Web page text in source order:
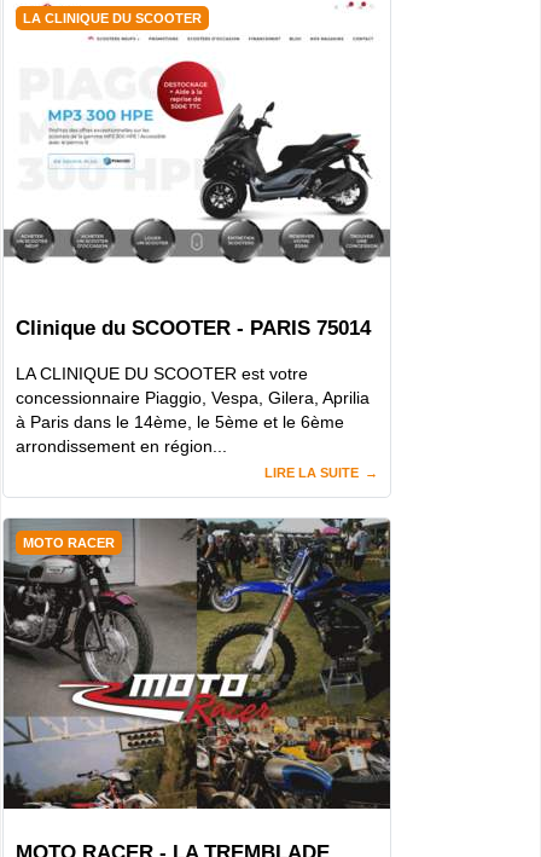
LA CLINIQUE DU SCOOTER
Clinique du SCOOTER - PARIS 75014
LA CLINIQUE DU SCOOTER est votre
concessionnaire Piaggio, Vespa, Gilera, Aprilia
à Paris dans le 14ème, le 5ème et le 6ème
arrondissement en région...
LIRE LA SUITE
MOTO RACER